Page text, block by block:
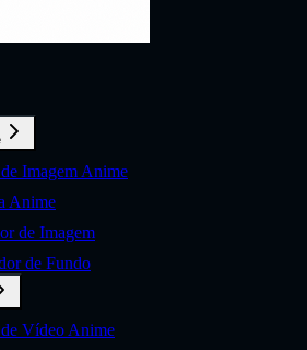
Imagem Anime
Anime
de Imagem
de Fundo
Vídeo Anime